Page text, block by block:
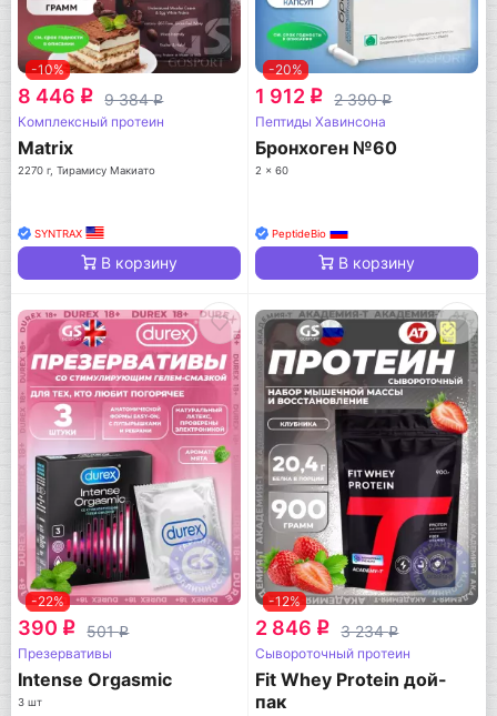
-10%
8 446 q 9 384q
Комплексный протеин
Matrix
2270 г, Тирамису Макиато
SYNTRAX
В корзину
-20%
1 912 q 2 390q
Пептиды Хавинсона
Бронхоген №60
2 x 60
PeptideBio
В корзину
-22%
390 q 501q
Презервативы
Intense Orgasmic
3 шт
-12%
2 846 q 3 234q
Сывороточный протеин
Fit Whey Protein дой-
пак